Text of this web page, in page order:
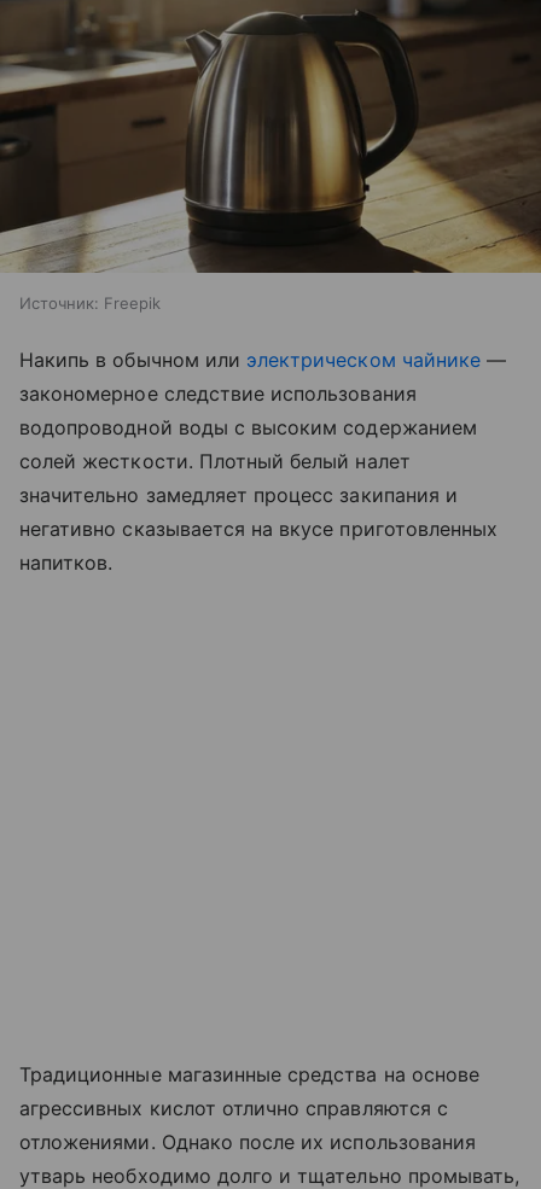
Источник: Freepik
Накипь в обычном или электрическом чайнике —
закономерное следствие использования
водопроводной воды с высоким содержанием
солей жесткости. Плотный белый налет
значительно замедляет процесс закипания и
негативно сказывается на вкусе приготовленных
напитков.
Традиционные магазинные средства на основе
агрессивных кислот отлично справляются с
отложениями. Однако после их использования
утварь необходимо долго и тщательно промывать,